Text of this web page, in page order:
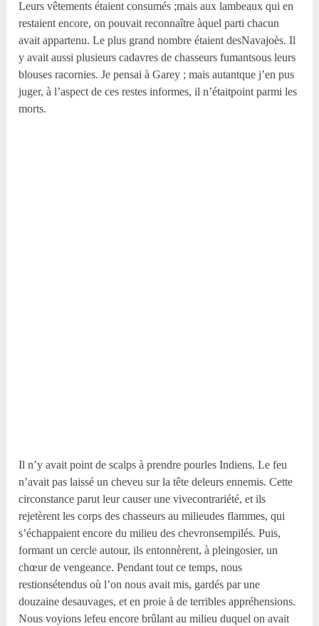
Leurs vêtements étaient consumés ;mais aux lambeaux qui en
restaient encore, on pouvait reconnaître àquel parti chacun
avait appartenu. Le plus grand nombre étaient desNavajoès. Il
y avait aussi plusieurs cadavres de chasseurs fumantsous leurs
blouses racornies. Je pensai à Garey ; mais autantque j’en pus
juger, à l’aspect de ces restes informes, il n’étaitpoint parmi les
morts.
Il n’y avait point de scalps à prendre pourles Indiens. Le feu
n’avait pas laissé un cheveu sur la tête deleurs ennemis. Cette
circonstance parut leur causer une vivecontrariété, et ils
rejetèrent les corps des chasseurs au milieudes flammes, qui
s’échappaient encore du milieu des chevronsempilés. Puis,
formant un cercle autour, ils entonnèrent, à pleingosier, un
chœur de vengeance. Pendant tout ce temps, nous
restionsétendus où l’on nous avait mis, gardés par une
douzaine desauvages, et en proie à de terribles appréhensions.
Nous voyions lefeu encore brûlant au milieu duquel on avait